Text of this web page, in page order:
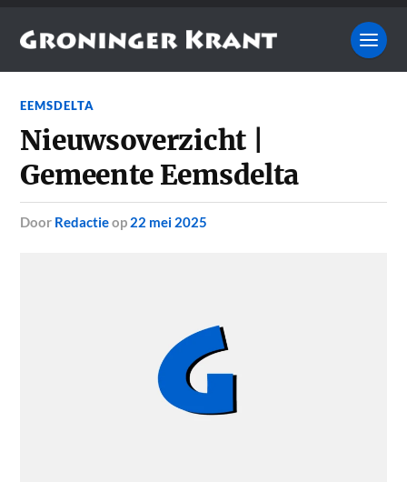
EEMSDELTA
Nieuwsoverzicht |
Gemeente Eemsdelta
door Redactieop 22 mei 2025